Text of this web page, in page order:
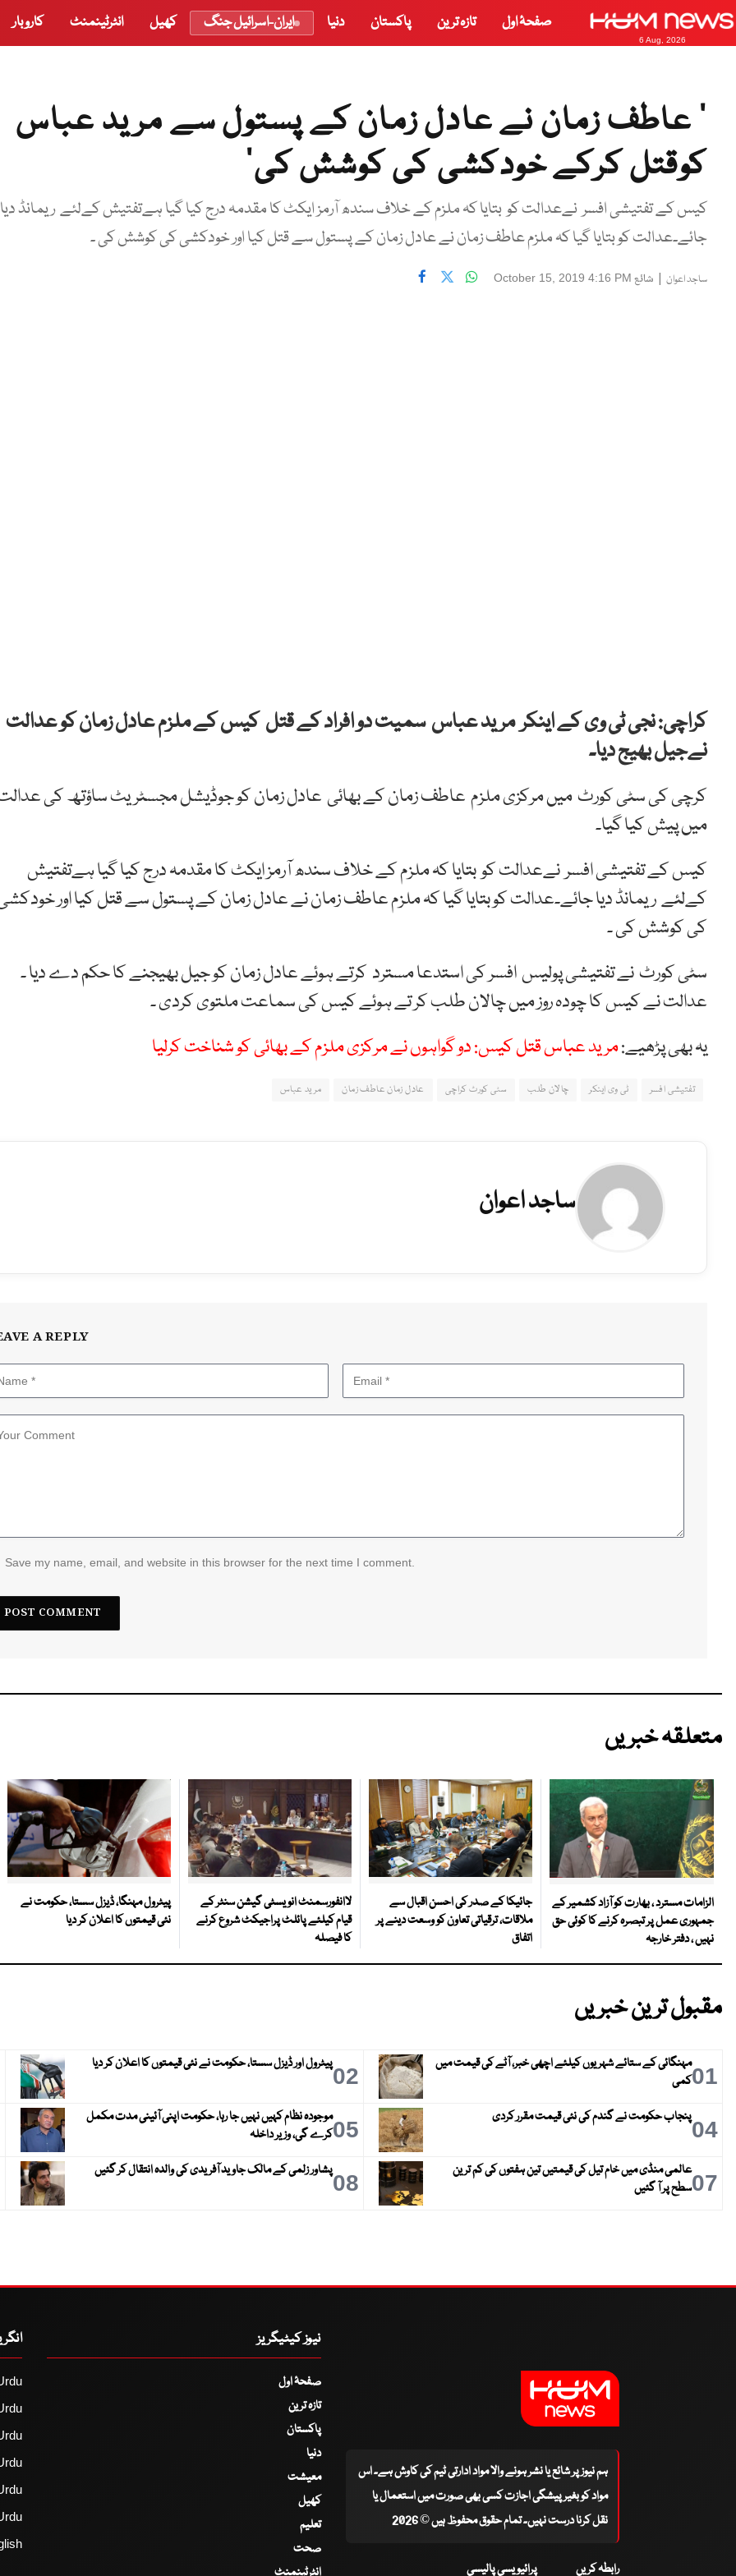
6 Aug, 2026
صفحۂ اول تازہ ترین پاکستان دنیا ایران-اسرائیل جنگ کھیل انٹرٹینمنٹ کاروبار
’ عاطف زمان نے عادل زمان کے پستول سے مرید عباس
کوقتل کرکے خودکشی کی کوشش کی‘
کیس کے تفتیشی افسر نےعدالت کو بتایا کہ ملزم کے خلاف سندھ آرمز ایکٹ کا مقدمہ درج کیا گیا ہےتفتیش کےلئے ریمانڈ دیا
جائے۔عدالت کو بتایا گیا کہ ملزم عاطف زمان نے عادل زمان کے پستول سے قتل کیا اور خودکشی کی کوشش کی ۔
ساجد اعوان | شائع October 15, 2019 4:16 PM
کراچی: نجی ٹی وی کے اینکر مرید عباس سمیت دو افراد کے قتل کیس کے ملزم عادل زمان کو عدالت
نےجیل بھیج دیا۔
کرچی کی سٹی کورٹ میں مرکزی ملزم عاطف زمان کے بھائی عادل زمان کو جوڈیشل مجسٹریٹ ساؤتھ کی
میں پیش کیا گیا۔
کیس کے تفتیشی افسر نےعدالت کو بتایا کہ ملزم کے خلاف سندھ آرمز ایکٹ کا مقدمہ درج کیا گیا ہےتفتیش
کےلئے ریمانڈ دیا جائے۔عدالت کو بتایا گیا کہ ملزم عاطف زمان نے عادل زمان کے پستول سے قتل کیا اور
کی کوشش کی ۔
سٹی کورٹ نے تفتیشی پولیس افسر کی استدعا مسترد کرتے ہوئے عادل زمان کو جیل بھیجنے کا حکم دے دیا ۔
عدالت نے کیس کا چودہ روز میں چالان طلب کر تے ہوئے کیس کی سماعت ملتوی کردی ۔
یہ بھی پڑھیے:مرید عباس قتل کیس: دو گواہوں نے مرکزی ملزم کے بھائی کو شناخت کرلیا
تفتیشی افسر ٹی وی اینکر چالان طلب سٹی کورٹ کراچی عادل زمان عاطف زمان مرید عباس
ساجد اعوان
A REPLY
Save my name, email, and website in this browser for the next time I comment.
متعلقہ خبریں
الزامات مسترد ، بھارت کو آزاد کشمیر کے
جمہوری عمل پر تبصرہ کرنے کا کوئی حق
نہیں ، دفتر خارجہ
جائیکا کے صدر کی احسن اقبال سے
ملاقات، ترقیاتی تعاون کو وسعت دینے پر
اتفاق
لاانفورسمنٹ انویسٹی گیشن سنٹر کے
قیام کیلئے پائلٹ پراجیکٹ شروع کرنے
کا فیصلہ
پیٹرول مہنگا، ڈیزل سستا، حکومت نے
نئی قیمتوں کا اعلان کر دیا
مقبول ترین خبریں
01مہنگائی کے ستائے شہریوں کیلئے اچھی خبر، آٹے کی قیمت میں
کمی
02پیٹرول اور ڈیزل سستا، حکومت نے نئی قیمتوں کا اعلان کر دیا
04پنجاب حکومت نے گندم کی نئی قیمت مقرر کردی 05موجودہ نظام کہیں نہیں جا رہا، حکومت اپنی آئینی مدت مکمل
کرے گی، وزیر داخلہ
07عالمی منڈی میں خام تیل کی قیمتیں تین ہفتوں کی کم ترین
سطح پر آ گئیں
08پشاور زلمی کے مالک جاوید آفریدی کی والدہ انتقال کر گئیں
ہم نیوز پر شائع یا نشر ہونے والا مواد ادارتی ٹیم کی کاوش ہے۔ اس
مواد کو بغیر پیشگی اجازت کسی بھی صورت میں استعمال یا
نقل کرنا درست نہیں۔ تمام حقوق محفوظ ہیں © 2026
رابطہ کریں پرائیویسی پالیسی
نیوز کیٹیگریز
صفحۂ اول
تازہ ترین
پاکستان
دنیا
معیشت
کھیل
تعلیم
صحت